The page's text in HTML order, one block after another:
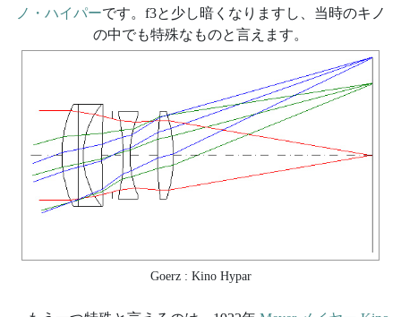
ノ・ハイパーです。f3と少し暗くなりますし、当時のキノ
の中でも特殊なものと言えます。
Goerz : Kino Hypar